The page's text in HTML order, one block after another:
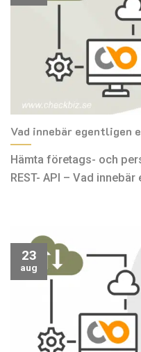
Vad innebär egentligen
Hämta företags- och
REST- API – Vad innebär
23
aug